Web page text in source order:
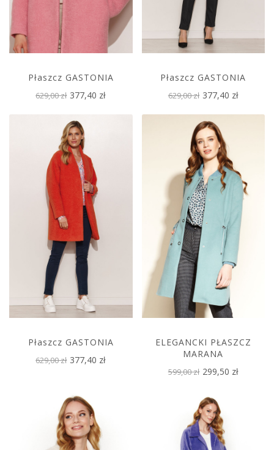
Płaszcz GASTONIA
629,00 zł 377,40 zł
Płaszcz GASTONIA
629,00 zł 377,40 zł
Płaszcz GASTONIA
629,00 zł 377,40 zł
ELEGANCKI PŁASZCZ
MARANA
599,00 zł 299,50 zł